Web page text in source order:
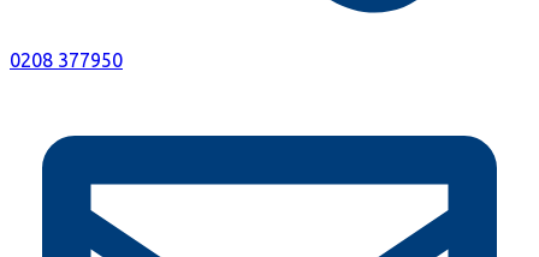
0208 377950